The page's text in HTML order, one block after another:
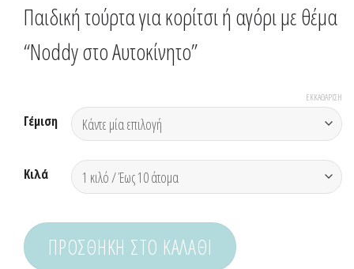
Παιδική τούρτα για κορίτσι ή αγόρι με θέμα
“Noddy στο Αυτοκίνητο”
Γέμιση
Κιλά
ΕΚΚΑΘΆΡΙΣΗ
ΠΡΟΣΘΉΚΗ ΣΤΟ ΚΑΛΆΘΙ